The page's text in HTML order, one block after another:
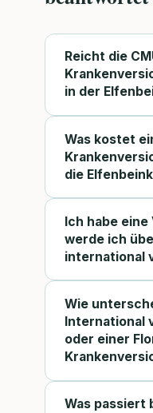
Reicht die
in der
Was kostet
die
Ich habe
werde ich
international
Wie
International
oder einer
Was passiert